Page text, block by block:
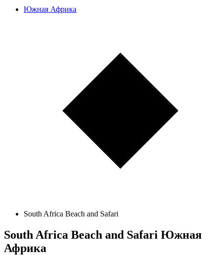
Южная Африка
South Africa Beach and Safari
South Africa Beach and Safari Южная
Африка